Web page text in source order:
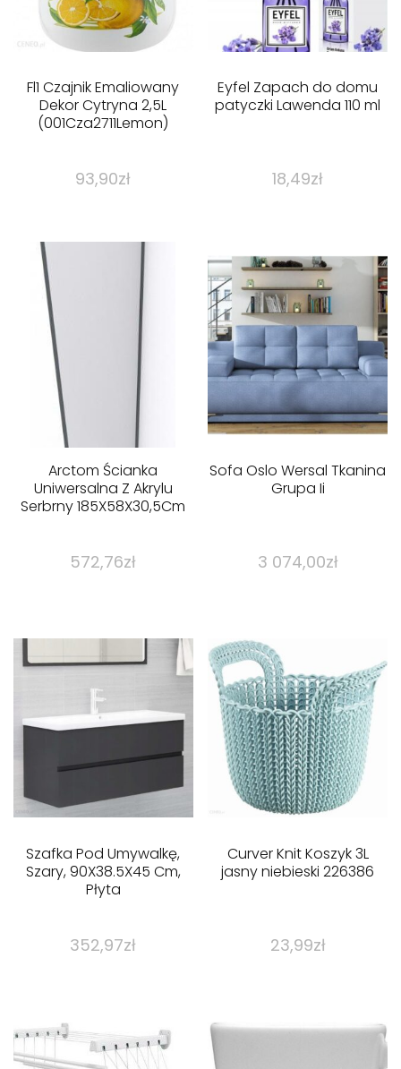
Fl1 Czajnik Emaliowany
Dekor Cytryna 2,5L
(001Cza2711Lemon)
93,90zł
Eyfel Zapach do domu
patyczki Lawenda 110 ml
18,49zł
Arctom Ścianka
Uniwersalna Z Akrylu
Serbrny 185X58X30,5Cm
572,76zł
Sofa Oslo Wersal Tkanina
Grupa Ii
3 074,00zł
Szafka Pod Umywalkę,
Szary, 90X38.5X45 Cm,
Płyta
352,97zł
Curver Knit Koszyk 3L
jasny niebieski 226386
23,99zł